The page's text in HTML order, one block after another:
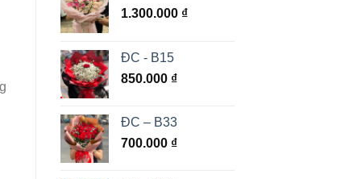
1.300.000 ₫
ĐC - B15
850.000 ₫
ĐC – B33
700.000 ₫